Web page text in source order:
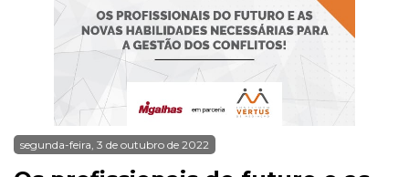
segunda-feira, 3 de outubro de 2022